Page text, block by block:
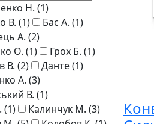
Н. (1)
В. (1) Бас А. (1)
А. (2)
О. (1) Грох Б. (1)
В. (2) Данте(1)
А. (3)
В. (1)
(1) Калинчук М. (3)